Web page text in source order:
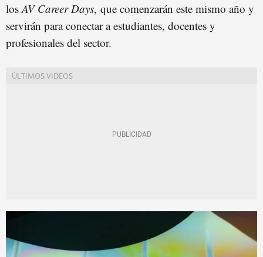
los AV Career Days, que comenzarán este mismo año y
servirán para conectar a estudiantes, docentes y
profesionales del sector.